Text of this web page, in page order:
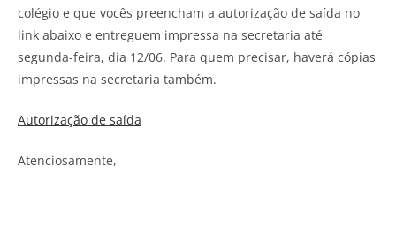
colégio e que vocês preencham a autorização de saída no
link abaixo e entreguem impressa na secretaria até
segunda-feira, dia 12/06. Para quem precisar, haverá cópias
impressas na secretaria também.
Autorização de saída
Atenciosamente,